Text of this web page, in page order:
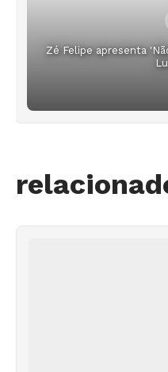
Zé Felipe apresenta